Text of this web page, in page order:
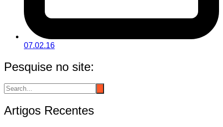
07.02.16
Pesquise no site:
Artigos Recentes